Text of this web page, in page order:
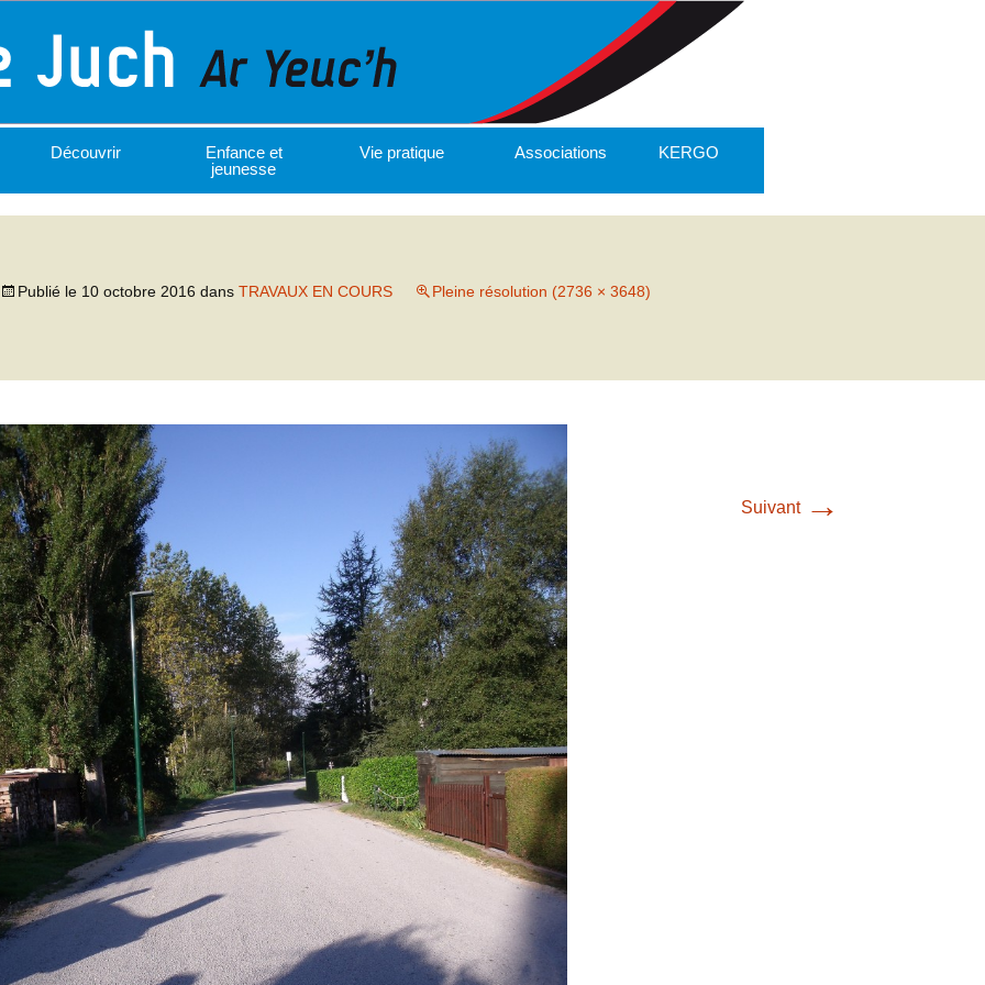
Découvrir
Enfance et
jeunesse
Vie pratique Associations KERGO
Publié le 10 octobre 2016 dans TRAVAUX EN COURS Pleine résolution (2736 × 3648)
Suivant →